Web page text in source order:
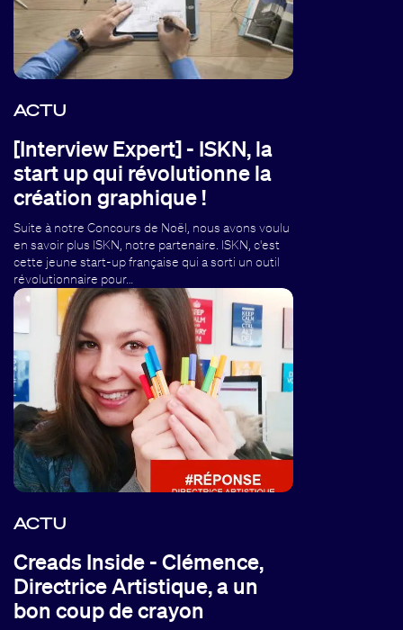
ACTU
[Interview Expert] - ISKN, la
start up qui révolutionne la
création graphique !
Suite à notre Concours de Noël, nous avons voulu
en savoir plus ISKN, notre partenaire. ISKN, c'est
cette jeune start-up française qui a sorti un outil
révolutionnaire pour…
ACTU
Creads Inside - Clémence,
Directrice Artistique, a un
bon coup de crayon